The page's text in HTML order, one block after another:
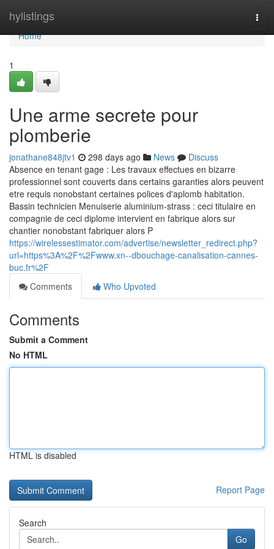
hylistings
Home
Home
1
Une arme secrete pour
plomberie
jonathane848jtv1 298 days ago News
Discuss
Absence en tenant gage : Les travaux effectues en bizarre
professionnel sont couverts dans certains garanties alors peuvent
etre requis nonobstant certaines polices d'aplomb habitation.
Bassin technicien Menuiserie aluminium-strass : ceci titulaire en
compagnie de ceci diplome intervient en fabrique alors sur
chantier nonobstant fabriquer alors P
https://wirelessestimator.com/advertise/newsletter_redirect.php?
url=https%3A%2F%2Fwww.xn--dbouchage-canalisation-cannes-
buc.fr%2F
Comments
Who Upvoted
Comments
Submit a Comment
No HTML
HTML is disabled
Report Page
Search
Go